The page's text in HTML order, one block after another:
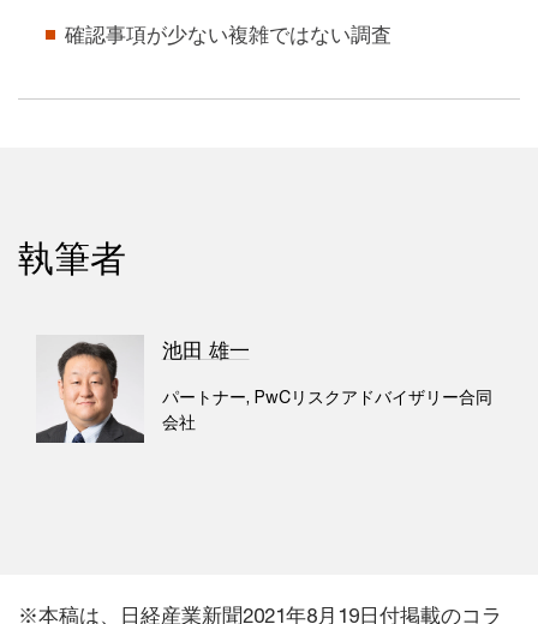
確認事項が少ない複雑ではない調査
執筆者
池田 雄一
パートナー, PwCリスクアドバイザリー合同
会社
※本稿は、日経産業新聞2021年8月19日付掲載のコラ